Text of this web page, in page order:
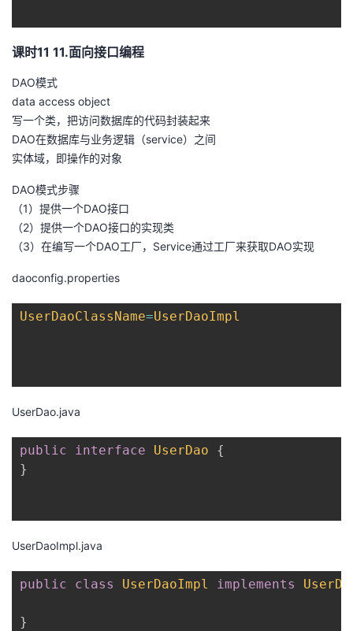
课时11 11.面向接口编程
DAO模式
data access object
写一个类，把访问数据库的代码封装起来
DAO在数据库与业务逻辑（service）之间
实体域，即操作的对象
DAO模式步骤
（1）提供一个DAO接口
（2）提供一个DAO接口的实现类
（3）在编写一个DAO工厂，Service通过工厂来获取DAO实现
daoconfig.properties
UserDaoClassName=UserDaoImpl
UserDao.java
public interface UserDao
{
}
UserDaoImpl.java
public class UserDaoImpl implements
}